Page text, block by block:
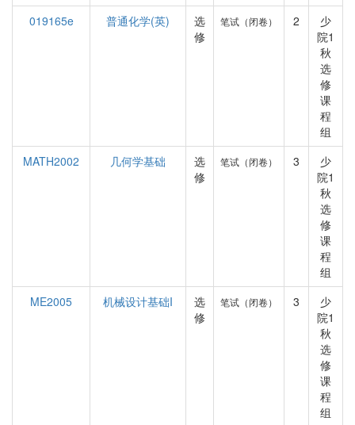
019165e
普通化学(英)
选
修
笔试（闭卷） 2
少
院1
秋
选
修
课
程
组
MATH2002
几何学基础
选
修
笔试（闭卷） 3
少
院1
秋
选
修
课
程
组
ME2005
机械设计基础I
选
修
笔试（闭卷） 3
少
院1
秋
选
修
课
程
组